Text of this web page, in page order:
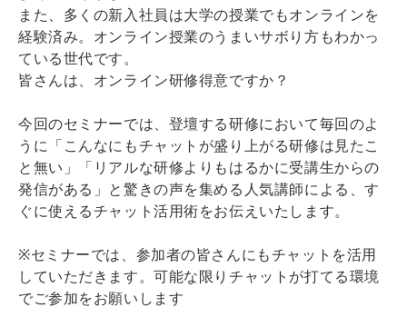
また、多くの新入社員は大学の授業でもオンラインを
経験済み。オンライン授業のうまいサボり方もわかっ
ている世代です。
皆さんは、オンライン研修得意ですか？
今回のセミナーでは、登壇する研修において毎回のよ
うに「こんなにもチャットが盛り上がる研修は見たこ
と無い」「リアルな研修よりもはるかに受講生からの
発信がある」と驚きの声を集める人気講師による、す
ぐに使えるチャット活用術をお伝えいたします。
※セミナーでは、参加者の皆さんにもチャットを活用
していただきます。可能な限りチャットが打てる環境
でご参加をお願いします